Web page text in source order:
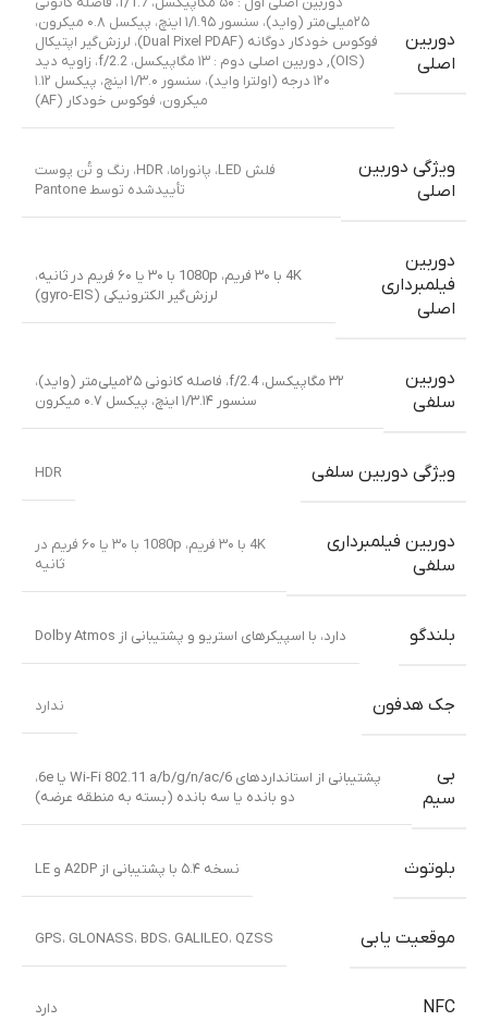
دوربین
اصلی
۲۵میلی‌متر (واید)، سنسور ۱/۱.۹۵ اینچ، پیکسل ۰.۸ میکرون،
فوکوس خودکار دوگانه (Dual Pixel PDAF)، لرزش‌گیر اپتیکال
(OIS)
,
دوربین اصلی دوم : ۱۳ مگاپیکسل، f/2.2، زاویه دید
۱۲۰ درجه (اولترا واید)، سنسور ۱/۳.۰ اینچ، پیکسل ۱.۱۲
میکرون، فوکوس خودکار (AF)
ویژگی دوربین
اصلی
فلش LED، پانوراما، HDR، رنگ و تُن پوست
تأییدشده توسط Pantone
دوربین
فیلمبرداری
اصلی
4K با ۳۰ فریم، 1080p با ۳۰ یا ۶۰ فریم در ثانیه،
لرزش‌گیر الکترونیکی (gyro-EIS)
دوربین
سلفی
۳۲ مگاپیکسل، f/2.4، فاصله کانونی ۲۵میلی‌متر (واید)،
سنسور ۱/۳.۱۴ اینچ، پیکسل ۰.۷ میکرون
ویژگی دوربین سلفی HDR
دوربین فیلمبرداری
سلفی
4K با ۳۰ فریم، 1080p با ۳۰ یا ۶۰ فریم در
ثانیه
بلندگو دارد، با اسپیکرهای استریو و پشتیبانی از Dolby Atmos
جک هدفون ندارد
بی
سیم
پشتیبانی از استانداردهای Wi-Fi 802.11 a/b/g/n/ac/6 یا 6e،
دو بانده یا سه بانده (بسته به منطقه عرضه)
بلوتوث نسخه ۵.۴ با پشتیبانی از A2DP و LE
موقعیت یابی GPS، GLONASS، BDS، GALILEO، QZSS
NFC دارد